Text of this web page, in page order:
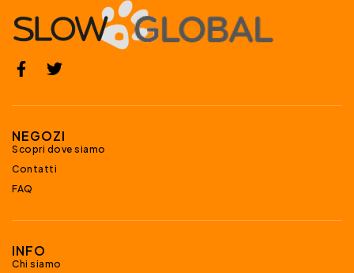
NEGOZI
Scopri dove siamo
Contatti
FAQ
INFO
Chi siamo